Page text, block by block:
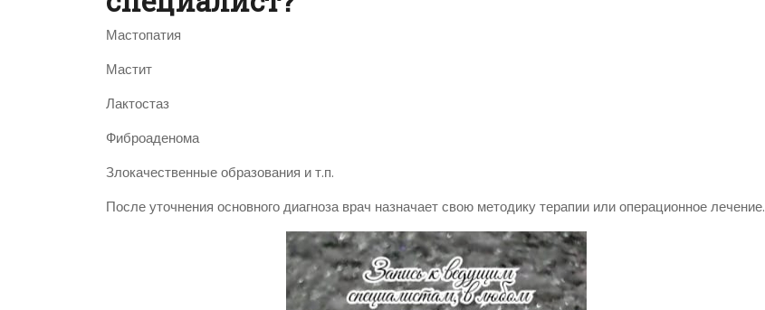
Мастопатия
Мастит
Лактостаз
Фиброаденома
Злокачественные образования и т.п.
После уточнения основного диагноза врач назначает свою методику терапии или операционное лечение.